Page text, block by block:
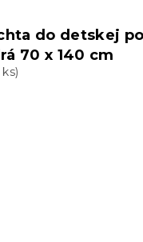
do detskej
70 x 140 cm
ks)